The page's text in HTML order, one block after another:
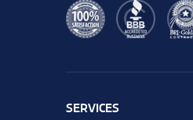
SERVICES